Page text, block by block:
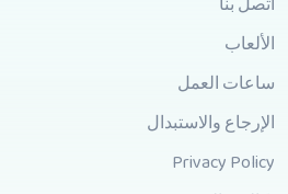
الألعاب
ساعات العمل
الإرجاع والاستبدال
Privacy Policy